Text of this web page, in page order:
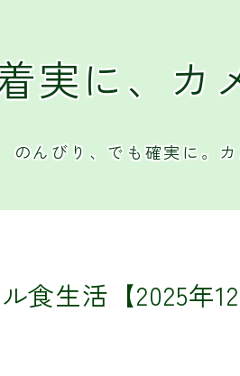
実に、カ
のんびり、でも確実に。
食生活【2025年